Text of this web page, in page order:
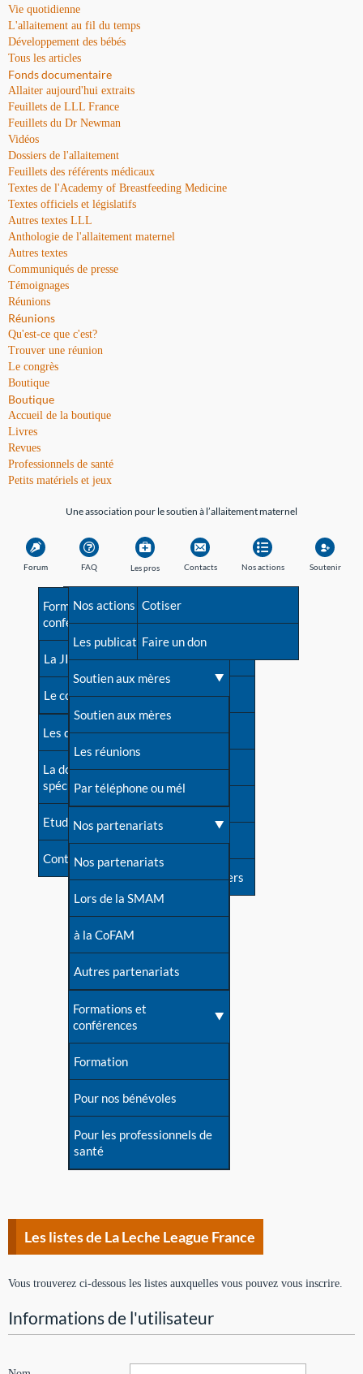
Vie quotidienne
L'allaitement au fil du temps
Développement des bébés
Tous les articles
Fonds documentaire
Allaiter aujourd'hui extraits
Feuillets de LLL France
Feuillets du Dr Newman
Vidéos
Dossiers de l'allaitement
Feuillets des référents médicaux
Textes de l'Academy of Breastfeeding Medicine
Textes officiels et législatifs
Autres textes LLL
Anthologie de l'allaitement maternel
Autres textes
Communiqués de presse
Témoignages
Réunions
Réunions
Qu'est-ce que c'est?
Trouver une réunion
Le congrès
Boutique
Boutique
Accueil de la boutique
Livres
Revues
Professionnels de santé
Petits matériels et jeux
Une association pour le soutien à l’allaitement maternel
Forum FAQ
Avant la naissance
Les débuts
Une difficulté d'allaitement ?
Cas particuliers
Mythes et vérités
Devenir animatrice ?
Une question sur le site
Les pros
Formations et
conférences
La JIA
Le congrès
Les dossiers de l'allaitement
La documentation
spécialisée
Etudes récentes
Contact
Contacts
Besoin d'aide?
Répertoire de tous les
contacts
Contact presse
Dossier de presse
Soutenir LLL
Livre d'or
Forum
S'inscrire à nos newsletters
Nos actions
Nos actions
Les publications
Soutien aux mères
Soutien aux mères
Les réunions
Par téléphone ou mél
Nos partenariats
Nos partenariats
Lors de la SMAM
à la CoFAM
Autres partenariats
Formations et
conférences
Formation
Pour nos bénévoles
Pour les professionnels de
santé
Soutenir
Cotiser
Faire un don
Les listes de La Leche League France
Vous trouverez ci-dessous les listes auxquelles vous pouvez vous inscrire.
Informations de l'utilisateur